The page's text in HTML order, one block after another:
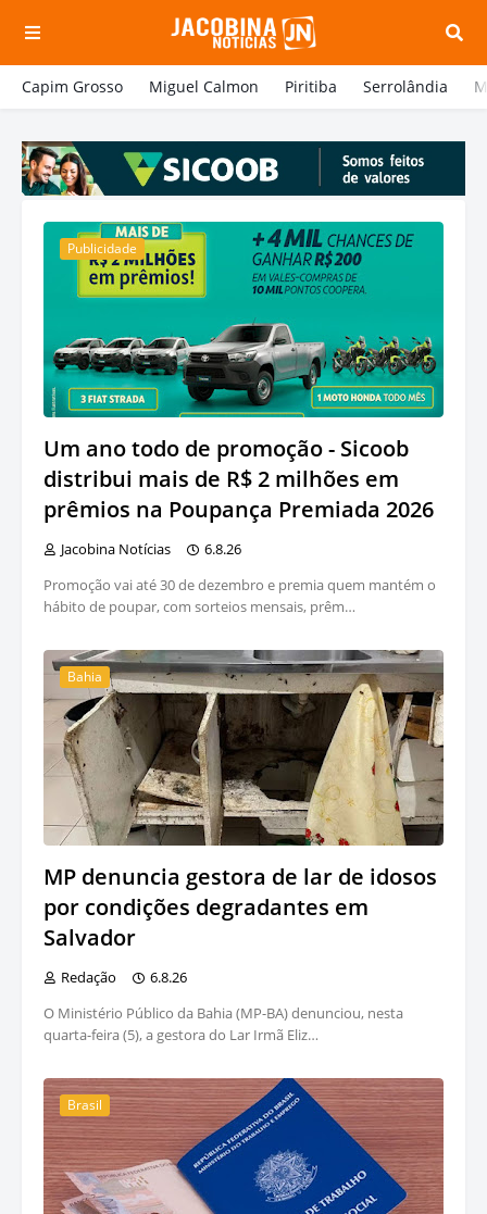
Capim Grosso Miguel Calmon Piritiba Serrolândia
Publicidade
Um ano todo de promoção - Sicoob
distribui mais de R$ 2 milhões em
prêmios na Poupança Premiada 2026
Jacobina Notícias
6.8.26
Promoção vai até 30 de dezembro e premia quem mantém o
hábito de poupar, com sorteios mensais, prêm…
Bahia
MP denuncia gestora de lar de idosos
por condições degradantes em
Salvador
Redação
6.8.26
O Ministério Público da Bahia (MP-BA) denunciou, nesta
quarta-feira (5), a gestora do Lar Irmã Eliz…
Brasil